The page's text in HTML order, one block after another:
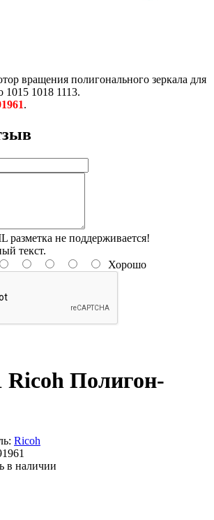
вращения полигонального зеркала для
1018 1113.
.
разметка не поддерживается!
текст.
Хорошо
Ricoh Полигон-
Ricoh
в наличии